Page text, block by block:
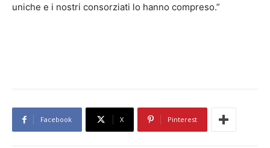
uniche e i nostri consorziati lo hanno compreso.”
Facebook X Pinterest